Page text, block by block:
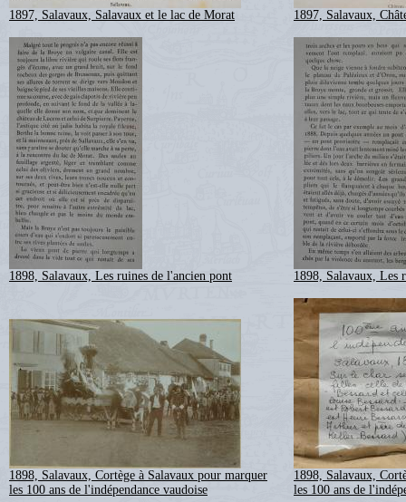
1897, Salavaux, Salavaux et le lac de Morat 1897, Salavaux,
1898, Salavaux, Les ruines de l'ancien pont 1898, Salavaux, Les
1898, Salavaux, Cortège à Salavaux pour marquer
les 100 ans de l'indépendance vaudoise
1898, Salavaux,
les 100 ans de